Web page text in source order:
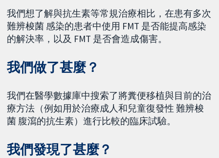
我們想了解與抗生素等常規治療相比，在患有多次
難辨梭菌 感染的患者中使用 FMT 是否能提高感染
的解決率，以及 FMT 是否會造成傷害。
我們做了甚麼？
我們在醫學數據庫中搜索了將糞便移植與目前的治
療方法（例如用於治療成人和兒童復發性 難辨梭
菌 腹瀉的抗生素）進行比較的臨床試驗。
我們發現了甚麼？